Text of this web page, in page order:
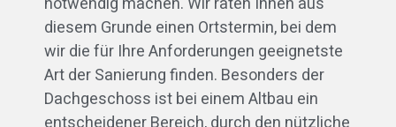
diesem Grunde einen Ortstermin, bei dem
wir die für Ihre Anforderungen geeignetste
Art der Sanierung finden. Besonders der
Dachgeschoss ist bei einem Altbau ein